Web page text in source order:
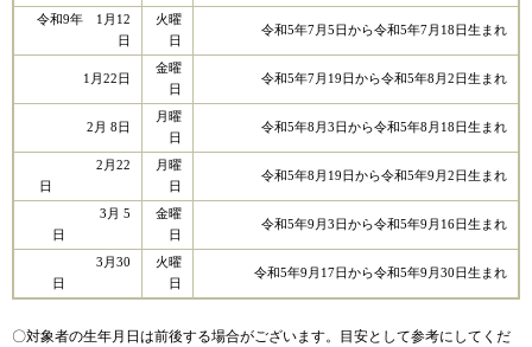
令和9年 1月12
日
火曜
日
令和5年7月5日から令和5年7月18日生まれ
1月22日
金曜
日
令和5年7月19日から令和5年8月2日生まれ
2月 8日
月曜
日
令和5年8月3日から令和5年8月18日生まれ
2月22
日
月曜
日
令和5年8月19日から令和5年9月2日生まれ
3月 5
日
金曜
日
令和5年9月3日から令和5年9月16日生まれ
3月30
日
火曜
日
令和5年9月17日から令和5年9月30日生まれ
〇対象者の生年月日は前後する場合がございます。目安として参考にしてくだ